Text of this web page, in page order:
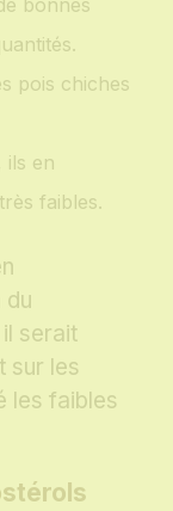
bonnes
pois chiches
ils en
faibles.
du
serait
sur les
les faibles